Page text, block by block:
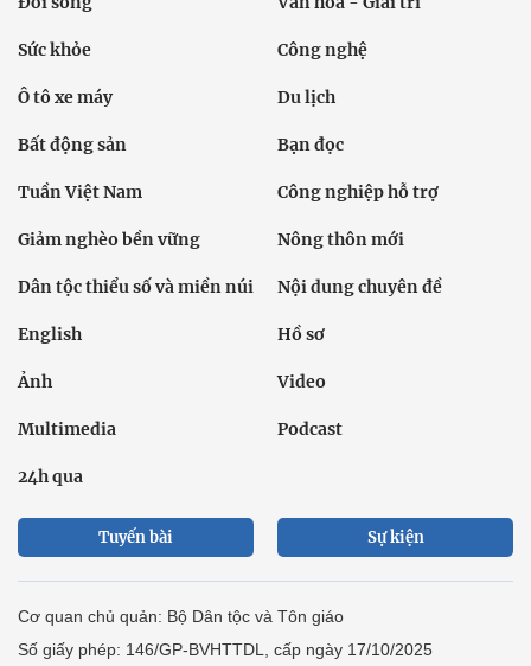
Sức khỏe Công nghệ
Ô tô xe máy Du lịch
Bất động sản Bạn đọc
Tuần Việt Nam Công nghiệp hỗ trợ
Giảm nghèo bền vững Nông thôn mới
Dân tộc thiểu số và miền núi Nội dung chuyên đề
English Hồ sơ
Ảnh Video
Multimedia Podcast
24h qua
Tuyến bài Sự kiện
Cơ quan chủ quản: Bộ Dân tộc và Tôn giáo
Số giấy phép: 146/GP-BVHTTDL, cấp ngày 17/10/2025